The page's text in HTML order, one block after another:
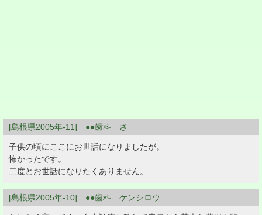
[島根県2005年-11] ●●歯科 さ
子供の頃にここにお世話になりましたが。
怖かったです。
二度とお世話になりたくありません。
[島根県2005年-10] ●●歯科 ケンシロウ